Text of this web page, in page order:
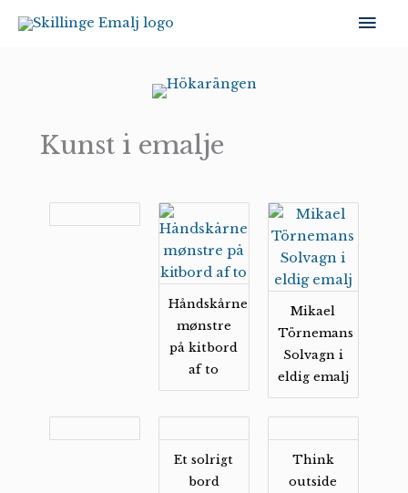
Kunst i emalje
Håndskårne
mønstre
på kitbord
af to
Mikael
Törnemans
Solvagn i
eldig emalj
Et solrigt
bord
Think
outside